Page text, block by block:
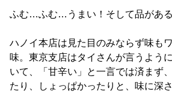
ふむ…ふむ…うまい！そして品がある
ハノイ本店は見た目のみならず味も
味。東京支店はタイさんが言うよう
いて、「甘辛い」と一言では済まず
たり、しょっぱかったりと、味に深